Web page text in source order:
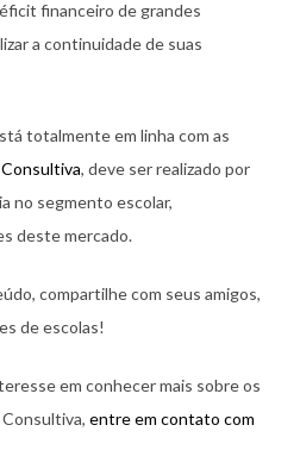
financeiro de grandes
a continuidade de suas
totalmente em linha com as
, deve ser realizado por
no segmento escolar,
deste mercado.
compartilhe com seus amigos,
de escolas!
em conhecer mais sobre os
entre em contato com